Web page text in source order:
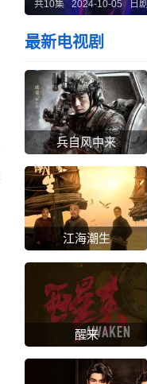
共10集 2024-10-05 日剧
最新电视剧
兵自风中来
江海潮生
醒来